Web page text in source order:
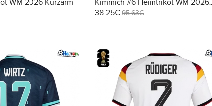
WM 2026 Kurzarm
Kimmich #6 Heimtrikot WM 2026
Kurzarm
38.25€ 95.63€